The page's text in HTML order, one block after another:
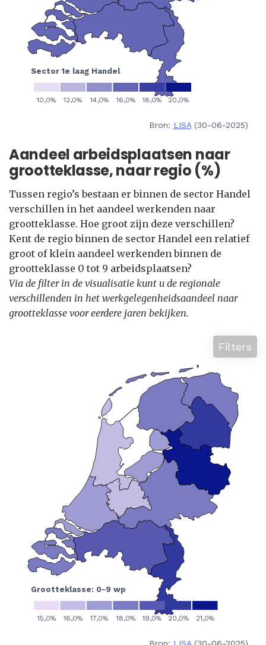
Bron: LISA(30-06-2025)
Aandeel arbeidsplaatsen naar
grootteklasse, naar regio (%)
Tussen regio’s bestaan er binnen de sector Handel
verschillen in het aandeel werkenden naar
grootteklasse. Hoe groot zijn deze verschillen?
Kent de regio binnen de sector Handel een relatief
groot of klein aandeel werkenden binnen de
grootteklasse 0 tot 9 arbeidsplaatsen?
Via de filter in de visualisatie kunt u de regionale
verschillenden in het werkgelegenheidsaandeel naar
grootteklasse voor eerdere jaren bekijken.
Filters